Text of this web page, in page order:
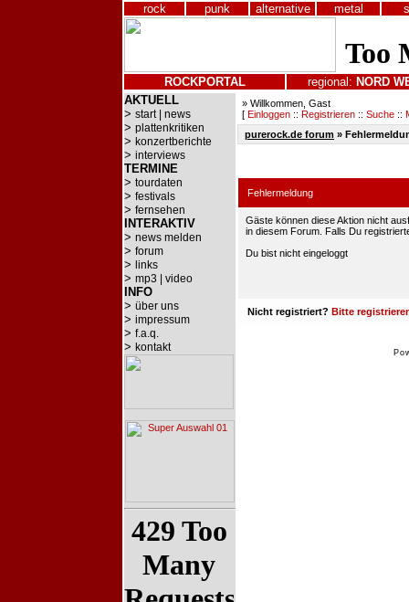
rock punk alternative metal
ROCKPORTAL regional: NORD
AKTUELL
> start | news
> plattenkritiken
> konzertberichte
> interviews
TERMINE
> tourdaten
> festivals
> fernsehen
INTERAKTIV
> news melden
> forum
> links
> mp3 | video
INFO
> über uns
> impressum
> f.a.q.
> kontakt
» Willkommen, Gast
[ Einloggen :: Registrieren :: Suche ::
purerock.de forum »
Fehlermeldung
Gäste können diese Aktion nicht
in diesem Forum. Falls Du
Du bist nicht eingeloggt
Nicht registriert? Bitte